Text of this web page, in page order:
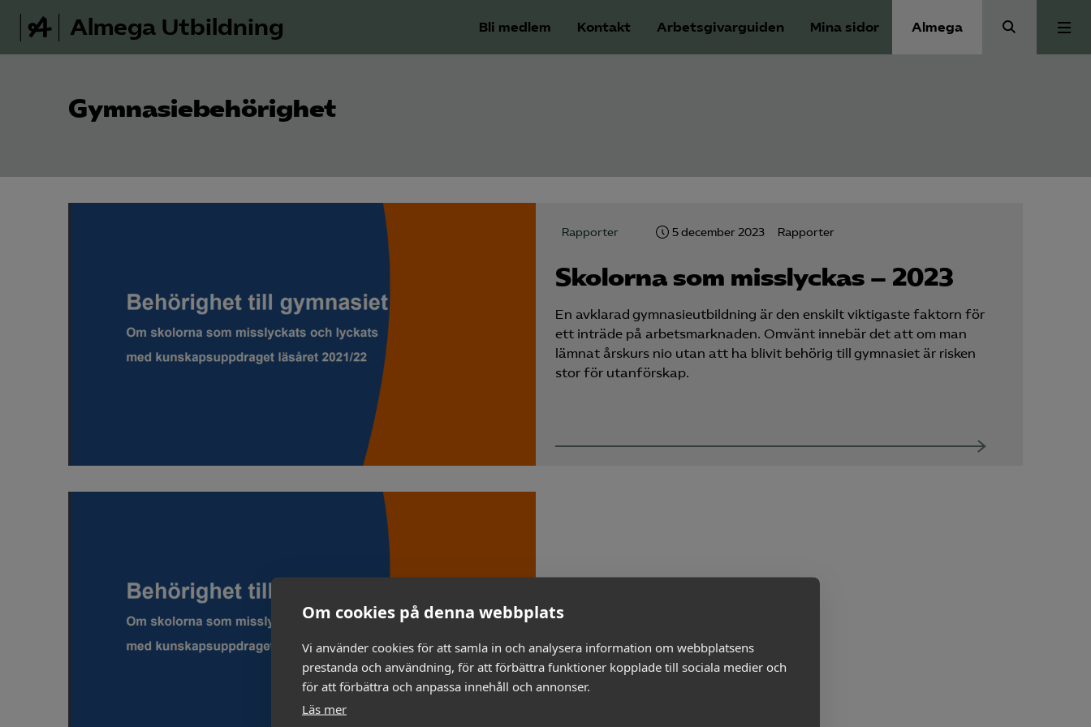
Om cookies på denna webbplats
Vi använder cookies för att samla in och analysera information om webbplatsens
prestanda och användning, för att förbättra funktioner kopplade till sociala medier och
för att förbättra och anpassa innehåll och annonser.
Läs mer
Almega Utbildning Bli medlem Kontakt Arbetsgivarguiden Mina sidor Almega
Medlem
Gymnasiebehörighet
Rapporter 5 december 2023 Rapporter
Skolorna som misslyckas – 2023
En avklarad gymnasieutbildning är den enskilt viktigaste faktorn för
ett inträde på arbetsmarknaden. Omvänt innebär det att om man
lämnat årskurs nio utan att ha blivit behörig till gymnasiet är risken
stor för utanförskap.